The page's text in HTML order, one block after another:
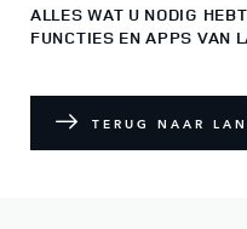
ALLES WAT U NODIG
FUNCTIES EN APPS VAN
TERUG NAAR